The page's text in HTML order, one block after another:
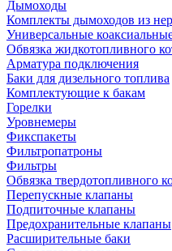
Дымоходы
Комплекты дымоходов из
Универсальные
Обвязка жидкотопливного
Арматура подключения
Баки для дизельного топлива
Комплектующие к бакам
Горелки
Уровнемеры
Фикспакеты
Фильтропатроны
Фильтры
Обвязка твердотопливного
Перепускные клапаны
Подпиточные клапаны
Предохранительные клапаны
Расширительные баки